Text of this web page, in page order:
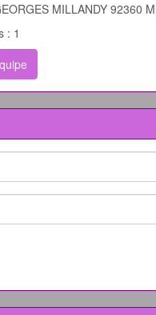
MILLANDY 92360
: 1